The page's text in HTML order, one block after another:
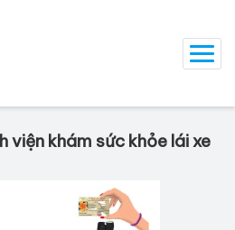
viện khám sức khỏe lái xe